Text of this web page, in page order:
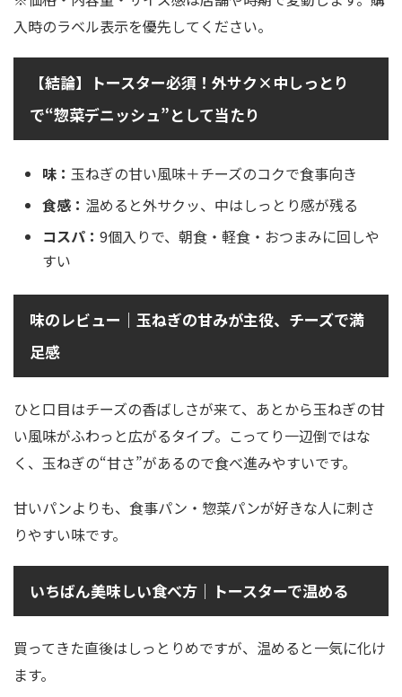
入時のラベル表示を優先してください。
【結論】トースター必須！外サク×中しっとり
で“惣菜デニッシュ”として当たり
味： 玉ねぎの甘い風味＋チーズのコクで食事向き
食感： 温めると外サクッ、中はしっとり感が残る
コスパ： 9個入りで、朝食・軽食・おつまみに回しや
すい
味のレビュー｜玉ねぎの甘みが主役、チーズで満
足感
ひと口目はチーズの香ばしさが来て、あとから玉ねぎの甘
い風味がふわっと広がるタイプ。こってり一辺倒ではな
く、玉ねぎの“甘さ”があるので食べ進みやすいです。
甘いパンよりも、食事パン・惣菜パンが好きな人に刺さ
りやすい味です。
いちばん美味しい食べ方｜トースターで温める
買ってきた直後はしっとりめですが、温めると一気に化け
ます。